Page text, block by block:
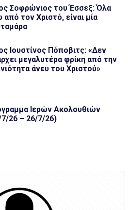
Σοφρώνιος του Έσσεξ: Όλα
από τον Χριστό, είναι μία
Ιουστίνος Πόποβιτς: «Δεν
μεγαλυτέρα φρίκη από την
άνευ του Χριστού»
Ιερών Ακολουθιών
26 – 26/7/26)